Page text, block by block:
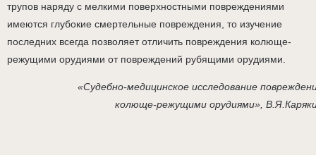
трупов наряду с мелкими поверхностными повреждениями
имеются глубокие смертельные повреждения, то изучение
последних всегда позволяет отличить повреждения колюще-
режущими орудиями от повреждений рубящими орудиями.
«Судебно-медицинское исследование
колюще-режущими орудиями»,